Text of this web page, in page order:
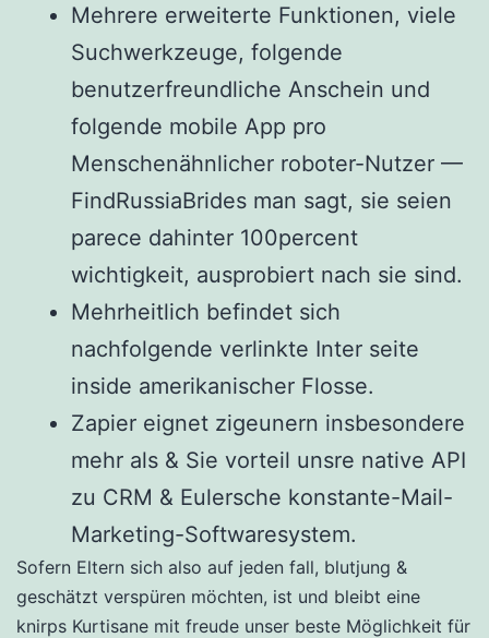
Mehrere erweiterte Funktionen, viele
Suchwerkzeuge, folgende
benutzerfreundliche Anschein und
folgende mobile App pro
Menschenähnlicher roboter-Nutzer —
FindRussiaBrides man sagt, sie seien
parece dahinter 100percent
wichtigkeit, ausprobiert nach sie sind.
Mehrheitlich befindet sich
nachfolgende verlinkte Inter seite
inside amerikanischer Flosse.
Zapier eignet zigeunern insbesondere
mehr als & Sie vorteil unsre native API
zu CRM & Eulersche konstante-Mail-
Marketing-Softwaresystem.
Sofern Eltern sich also auf jeden fall, blutjung &
geschätzt verspüren möchten, ist und bleibt eine
knirps Kurtisane mit freude unser beste Möglichkeit für